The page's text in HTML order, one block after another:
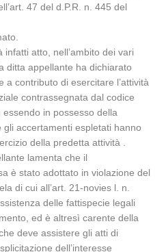
47 del d.P.R. n. 445 del
atto, nell’ambito dei vari
ditta appellante ha dichiarato
a contributo di esercitare l’attività
contrassegnata dal codice
in possesso della
accertamenti espletati hanno
della predetta attività .
lamenta che il
è stato adottato in violazione del
di cui all’art. 21-novies l. n.
delle fattispecie legali
ed è altresì carente della
deve assistere gli atti di
dell’interesse